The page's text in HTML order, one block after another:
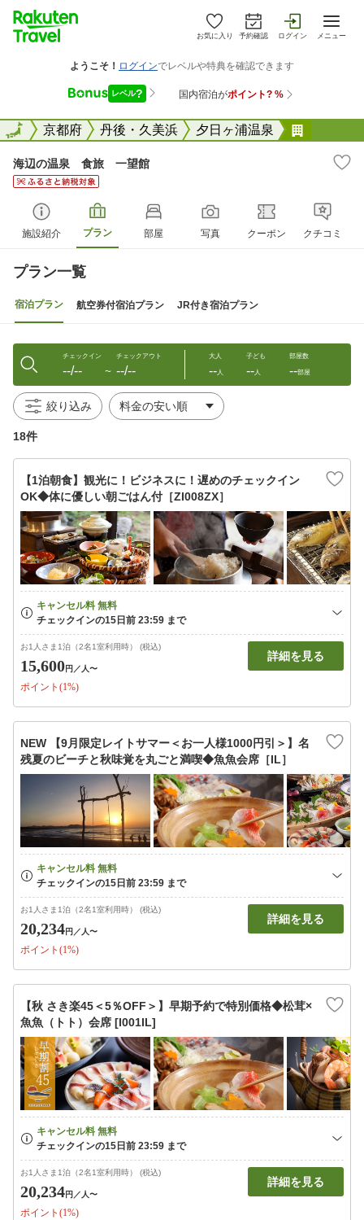
お気に入り 予約確認 ログイン メニュー
全国京都府 丹後・久美浜 夕日ヶ浦温泉
全国
海辺の温泉 食旅 一望館
施設紹介 プラン 部屋 写真 クーポン クチコミ
プラン一覧
宿泊プラン 航空券付宿泊プラン JR付き宿泊プラン
チェックイン
--/-- 〜
チェックアウト
--/--
大人
--人
子ども
--人
部屋数
--部屋
絞り込み
18件
【1泊朝食】観光に！ビジネスに！遅めのチェックイン
OK◆体に優しい朝ごはん付［ZI008ZX］
お1人さま1泊（2名1室利用時） (税込)
15,600円 ／人〜
ポイント(1%)
詳細を見る
NEW 【9月限定レイトサマー＜お一人様1000円引＞】名
残夏のビーチと秋味覚を丸ごと満喫◆魚魚会席［IL］
お1人さま1泊（2名1室利用時） (税込)
20,234円 ／人〜
ポイント(1%)
詳細を見る
【秋 さき楽45＜5％OFF＞】早期予約で特別価格◆松茸×
魚魚（トト）会席 [I001IL]
お1人さま1泊（2名1室利用時） (税込)
20,234円 ／人〜
ポイント(1%)
詳細を見る